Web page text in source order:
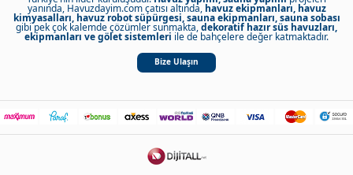
yanında, Havuzdayim.com çatısı altında, havuz ekipmanları, havuz
kimyasalları, havuz robot süpürgesi, sauna ekipmanları, sauna sobası
gibi pek çok kalemde çözümler sunmakta,dekoratif hazır süs havuzları,
ekipmanları ve gölet sistemleri ile de bahçelere değer katmaktadır.
Bize Ulaşın